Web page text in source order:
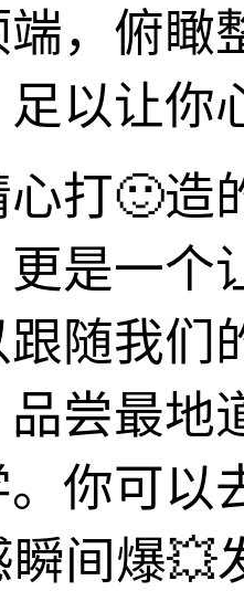
，俯瞰
以让你
打🙂造
是一个
随我们
尝最地
你可以
间爆💥